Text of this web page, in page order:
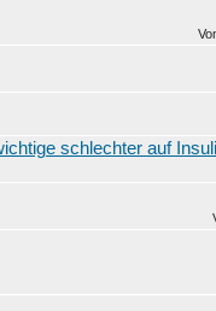
schlechter auf